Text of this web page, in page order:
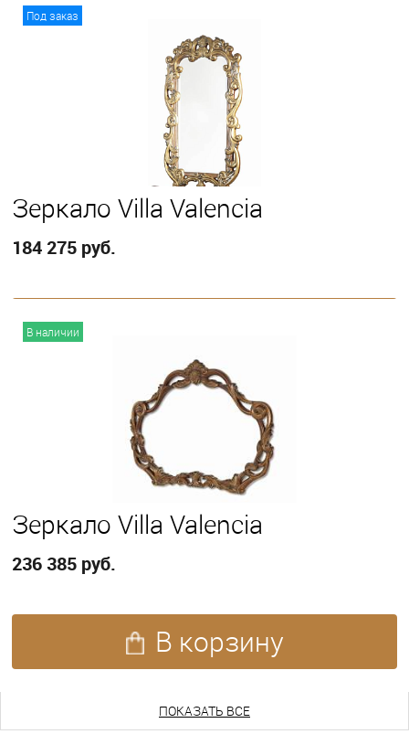
Под заказ
Зеркало Villa Valencia
184 275 руб.
В наличии
Зеркало Villa Valencia
236 385 руб.
В корзину
ПОКАЗАТЬ ЕЩЕ
ПОКАЗАТЬ ВСЕ